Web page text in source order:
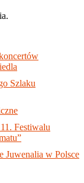
Szlaku
Festiwalu
Juwenalia w Polsce